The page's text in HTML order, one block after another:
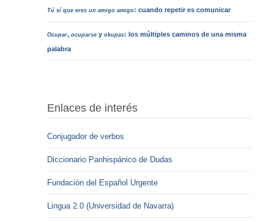
Tú sí que eres un amigo amigo: cuando repetir es comunicar
Ocupar,ocuparse yokupas: los múltiples caminos de una misma
palabra
Enlaces de interés
Conjugador de verbos
Diccionario Panhispánico de Dudas
Fundación del Español Urgente
Lingua 2.0 (Universidad de Navarra)